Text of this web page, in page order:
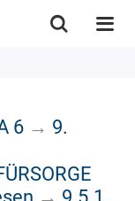
6 → 9.
→ 9.5.1.